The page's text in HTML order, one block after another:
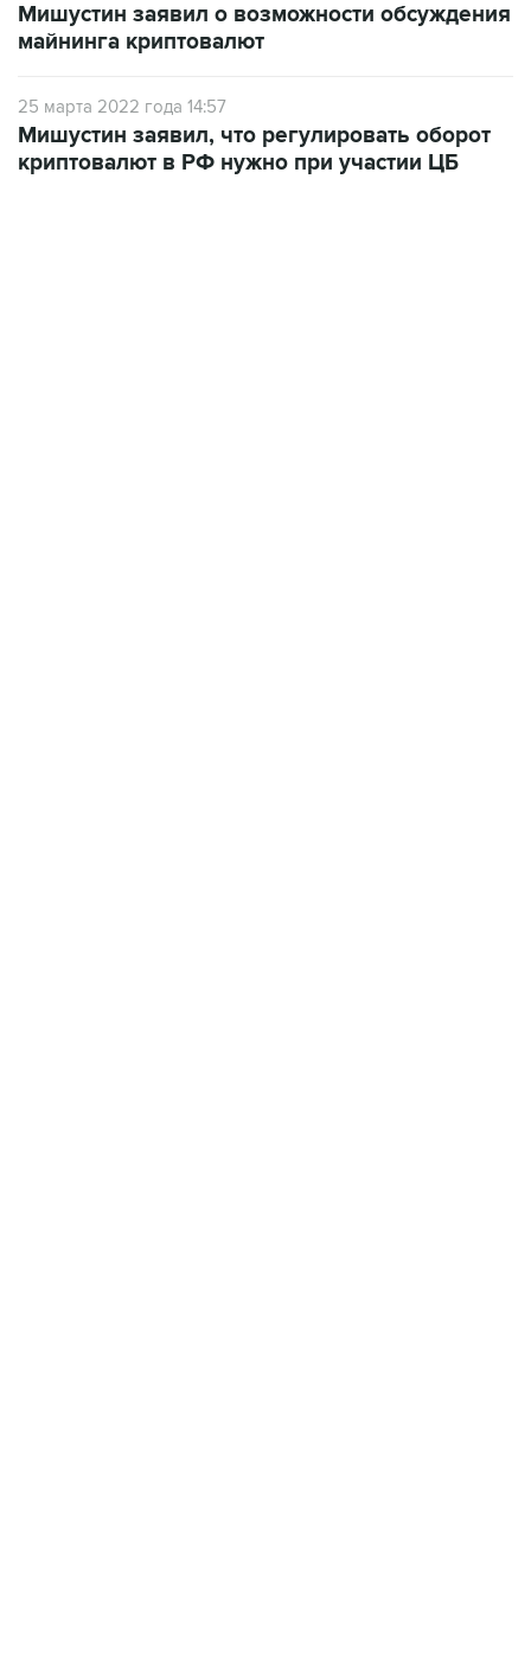
Мишустин заявил о возможности обсуждения
майнинга криптовалют
25 марта 2022 года 14:57
Мишустин заявил, что регулировать оборот
криптовалют в РФ нужно при участии ЦБ